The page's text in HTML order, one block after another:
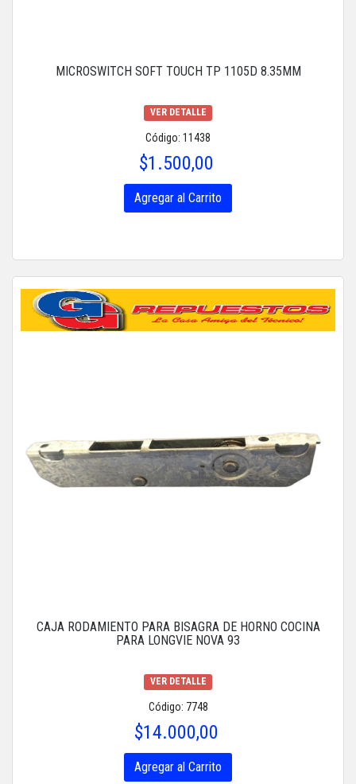
MICROSWITCH SOFT TOUCH TP 1105D 8.35MM
VER DETALLE
Código: 11438
$1.500,00
Agregar al Carrito
CAJA RODAMIENTO PARA BISAGRA DE HORNO COCINA
PARA LONGVIE NOVA 93
VER DETALLE
Código: 7748
$14.000,00
Agregar al Carrito